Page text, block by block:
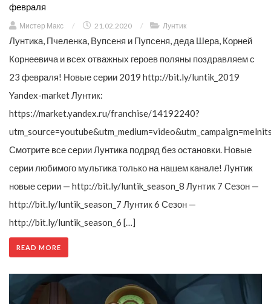
февраля
Мистер Макс / 21.02.2020 / Лунтик
Лунтика, Пчеленка, Вупсеня и Пупсеня, деда Шера, Корней
Корнеевича и всех отважных героев поляны поздравляем с
23 февраля! Новые серии 2019 http://bit.ly/luntik_2019
Yandex-market Лунтик:
https://market.yandex.ru/franchise/14192240?
Смотрите все серии Лунтика подряд без остановки. Новые
серии любимого мультика только на нашем канале! Лунтик
новые серии — http://bit.ly/luntik_season_8 Лунтик 7 Сезон —
http://bit.ly/luntik_season_7 Лунтик 6 Сезон —
http://bit.ly/luntik_season_6 […]
READ MORE